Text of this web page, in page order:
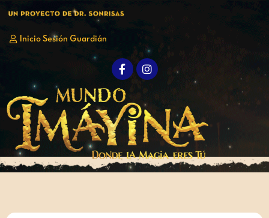
Inicio Sesión Guardián